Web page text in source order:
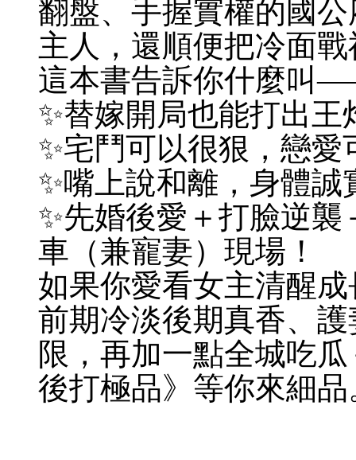
翻盤、手握實權的國公
主人，還順便把冷面
這本書告訴你什麼叫
✨替嫁開局也能打出王
✨宅鬥可以很狠，戀愛
✨嘴上說和離，身體誠
✨先婚後愛＋打臉逆
車（兼寵妻）現場！
如果你愛看女主清醒
前期冷淡後期真香、
限，再加一點全城吃
後打極品》等你來細品